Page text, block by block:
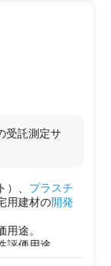
見つけること
（分解能 :
特性
を調べるこ
より、
受託測定サ
）、 プラスチ
用建材の開発
用途。
価用途。
の濡れ性確